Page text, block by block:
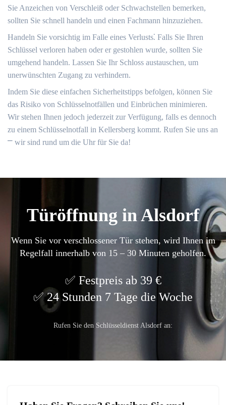
Sie Anzeichen von Verschleiß oder Schwachstellen bemerken,
sollten Sie schnell handeln und einen Fachmann hinzuziehen.​
Handeln Sie vorsichtig im Falle eines Verlusts⁚ Falls Sie Ihren
Schlüssel verloren haben oder er gestohlen wurde, sollten Sie
umgehend handeln.​ Lassen Sie Ihr Schloss austauschen, um
unerwünschten Zugang zu verhindern.​
Indem Sie diese einfachen Sicherheitstipps befolgen, können Sie
das Risiko von Schlüsselnotfällen und Einbrüchen minimieren.​
Wir stehen Ihnen jedoch jederzeit zur Verfügung, falls es dennoch
zu einem Schlüsselnotfall in Kellersberg kommt.​ Rufen Sie uns an
⎻ wir sind rund um die Uhr für Sie da!​
Türöffnung in Alsdorf
Wenn Sie vor verschlossener Tür stehen, wird Ihnen im
Regelfall innerhalb von 15 – 30 Minuten geholfen.
Festpreis ab 39 €
24 Stunden 7 Tage die Woche
Rufen Sie den Schlüsseldienst Alsdorf an: